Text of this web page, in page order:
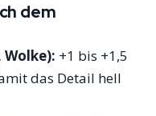
dem
+1 bis +1,5
das Detail hell